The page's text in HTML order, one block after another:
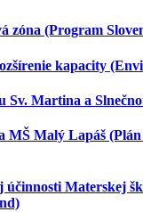
zóna (Program
kapacity
Sv. Martina a
MŠ Malý Lapáš
účinnosti Materskej